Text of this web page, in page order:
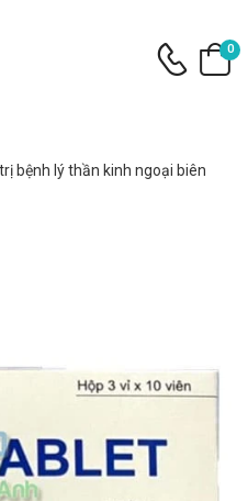
0
bệnh lý thần kinh ngoại biên